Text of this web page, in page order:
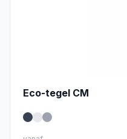
Eco-tegel CM